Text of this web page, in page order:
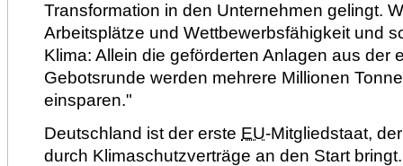
Transformation in den Unternehmen gelingt.
Arbeitsplätze und Wettbewerbsfähigkeit und
Klima: Allein die geförderten Anlagen aus der
Gebotsrunde werden mehrere Millionen
einsparen."
Deutschland ist der erste EU-Mitgliedstaat,
durch Klimaschutzverträge an den Start